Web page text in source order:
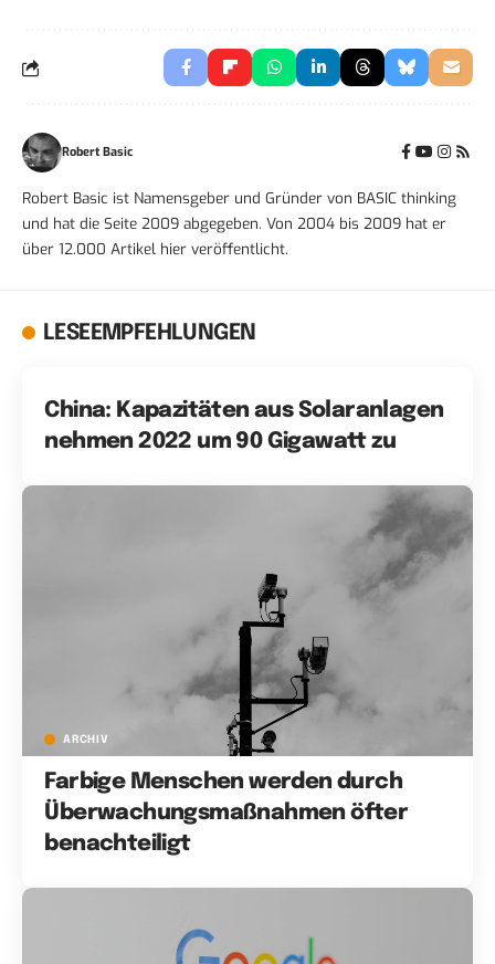
Robert Basic
Robert Basic ist Namensgeber und Gründer von BASIC thinking
und hat die Seite 2009 abgegeben. Von 2004 bis 2009 hat er
über 12.000 Artikel hier veröffentlicht.
LESEEMPFEHLUNGEN
China: Kapazitäten aus Solaranlagen
nehmen 2022 um 90 Gigawatt zu
ARCHIV
Farbige Menschen werden durch
Überwachungsmaßnahmen öfter
benachteiligt